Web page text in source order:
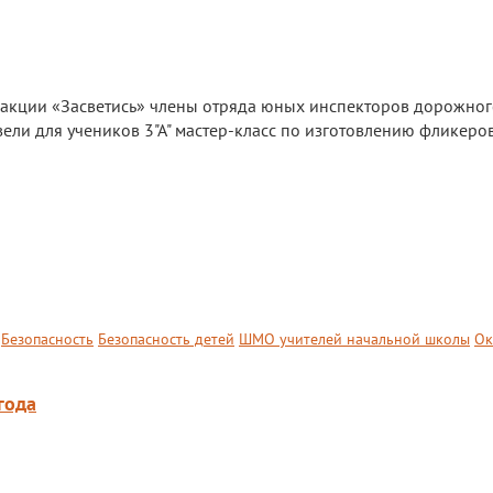
«Засветись» члены отряда юных инспекторов
для учеников 3"А" мастер-класс по изготовлению
Безопасность Безопасность детей ШМО учителей начальной школы